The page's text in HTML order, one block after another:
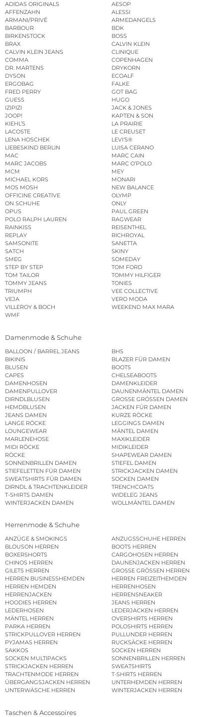
ADIDAS ORIGINALS
AESOP
AFFENZAHN
ALESSI
ARMANI/PRIVÉ
ARMEDANGELS
BARBOUR
BDK
BIRKENSTOCK
BOSS
BRAX
CALVIN KLEIN
CALVIN KLEIN JEANS
CLINIQUE
COMMA
COPENHAGEN
DR. MARTENS
DRYKORN
DYSON
ECOALF
ERGOBAG
FALKE
FRED PERRY
GOT BAG
GUESS
HUGO
IZIPIZI
JACK & JONES
JOOP!
KAPTEN & SON
KIEHL’S
LA PRAIRIE
LACOSTE
LE CREUSET
LENA HOSCHEK
LEVI’S®
LIEBESKIND BERLIN
LUISA CERANO
MAC
MARC CAIN
MARC JACOBS
MARC O’POLO
MCM
MEY
MICHAEL KORS
MONARI
MOS MOSH
NEW BALANCE
OFFICINE CREATIVE
OLYMP
ON SCHUHE
ONLY
OPUS
PAUL GREEN
POLO RALPH LAUREN
RAGWEAR
RAINKISS
REISENTHEL
REPLAY
RICHROYAL
SAMSONITE
SANETTA
SATCH
SKINY
SMEG
SOMEDAY
STEP BY STEP
TOM FORD
TOM TAILOR
TOMMY HILFIGER
TOMMY JEANS
TONIES
TRIUMPH
VEE COLLECTIVE
VEJA
VERO MODA
VILLEROY & BOCH
WEEKEND MAX MARA
WMF
Damenmode & Schuhe
BALLOON / BARREL JEANS
BHS
BIKINIS
BLAZER FÜR DAMEN
BLUSEN
BOOTS
CAPES
CHELSEABOOTS
DAMENHOSEN
DAMENKLEIDER
DAMENPULLOVER
DAUNENMÄNTEL DAMEN
DIRNDLBLUSEN
GROSSE GRÖSSEN DAMEN
HEMDBLUSEN
JACKEN FÜR DAMEN
JEANS DAMEN
KURZE RÖCKE
LANGE RÖCKE
LEGGINGS DAMEN
LOUNGEWEAR
MÄNTEL DAMEN
MARLENEHOSE
MAXIKLEIDER
MIDI RÖCKE
MIDIKLEIDER
RÖCKE
SHAPEWEAR DAMEN
SONNENBRILLEN DAMEN
STIEFEL DAMEN
STIEFELETTEN FÜR DAMEN
STRICKJACKEN DAMEN
SWEATSHIRTS FÜR DAMEN
SOCKEN DAMEN
DIRNDL & TRACHTENKLEIDER
TRENCHCOATS
T-SHIRTS DAMEN
WIDELEG JEANS
WINTERJACKEN DAMEN
WOLLMÄNTEL DAMEN
Herrenmode & Schuhe
ANZÜGE & SMOKINGS
ANZUGSSCHUHE HERREN
BLOUSON HERREN
BOOTS HERREN
BOXERSHORTS
CARGOHOSEN HERREN
CHINOS HERREN
DAUNENJACKEN HERREN
GILETS HERREN
GROSSE GRÖSSEN HERREN
HERREN BUSINESSHEMDEN
HERREN FREIZEITHEMDEN
HERREN HEMDEN
HERRENHOSEN
HERRENJACKEN
HERRENSNEAKER
HOODIES HERREN
JEANS HERREN
LEDERHOSEN
LEDERJACKEN HERREN
MÄNTEL HERREN
OVERSHIRTS HERREN
PARKA HERREN
POLOSHIRTS HERREN
STRICKPULLOVER HERREN
PULLUNDER HERREN
PYJAMAS HERREN
RUCKSÄCKE HERREN
SAKKOS
SOCKEN HERREN
SOCKEN MULTIPACKS
SONNENBRILLEN HERREN
STRICKJACKEN HERREN
SWEATSHIRTS
TRACHTENMODE HERREN
T-SHIRTS HERREN
ÜBERGANGSJACKEN HERREN
UNTERHEMDEN HERREN
UNTERWÄSCHE HERREN
WINTERJACKEN HERREN
Taschen & Accessoires